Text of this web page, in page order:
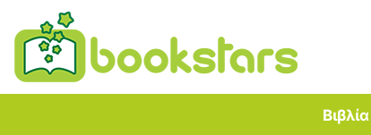
Βιβλία